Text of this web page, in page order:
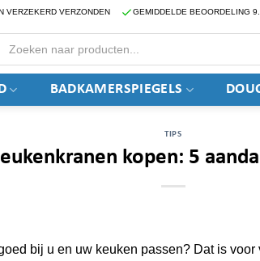
VERZEKERD VERZONDEN GEMIDDELDE BEOORDELING
zoeken
BADKAMERSPIEGELS
TIPS
kopen: 5
bij u en uw keuken passen? Dat is